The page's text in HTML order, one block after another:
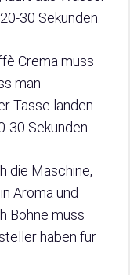
30 Sekunden.
Crema muss
man
Tasse landen.
30 Sekunden.
die Maschine,
Aroma und
Bohne muss
haben für